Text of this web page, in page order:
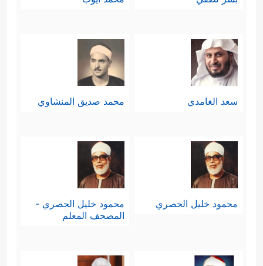
سعد الغامدي محمد صديق المنشاوي
محمود خليل الحصري
محمود خليل الحصري -
المصحف المعلم